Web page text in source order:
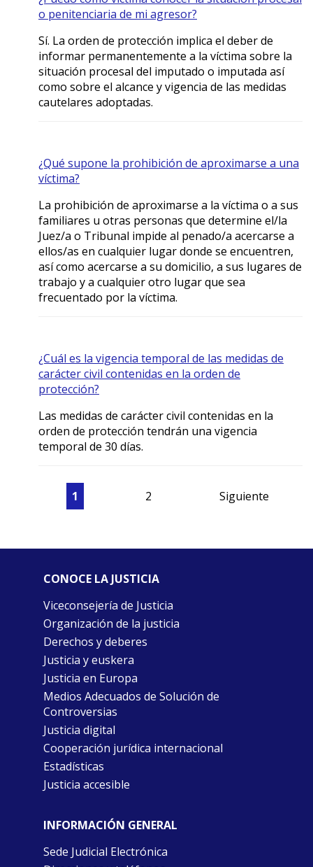
o penitenciaria de mi agresor?
Sí. La orden de protección implica el deber de
informar permanentemente a la víctima sobre la
situación procesal del imputado o imputada así
como sobre el alcance y vigencia de las medidas
cautelares adoptadas.
¿Qué supone la prohibición de aproximarse a una
víctima?
La prohibición de aproximarse a la víctima o a sus
familiares u otras personas que determine el/la
Juez/a o Tribunal impide al penado/a acercarse a
ellos/as en cualquier lugar donde se encuentren,
así como acercarse a su domicilio, a sus lugares de
trabajo y a cualquier otro lugar que sea
frecuentado por la víctima.
¿Cuál es la vigencia temporal de las medidas de
carácter civil contenidas en la orden de
protección?
Las medidas de carácter civil contenidas en la
orden de protección tendrán una vigencia
temporal de 30 días.
1 2 Siguiente
CONOCE LA JUSTICIA
Viceconsejería de Justicia
Organización de la justicia
Derechos y deberes
Justicia y euskera
Justicia en Europa
Medios Adecuados de Solución de
Controversias
Justicia digital
Cooperación jurídica internacional
Estadísticas
Justicia accesible
INFORMACIÓN GENERAL
Sede Judicial Electrónica